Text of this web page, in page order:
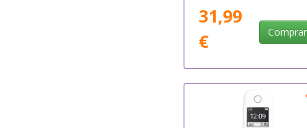
31,99
€
Comprar